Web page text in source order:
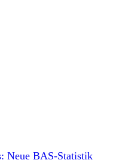
Neue BAS-Statistik